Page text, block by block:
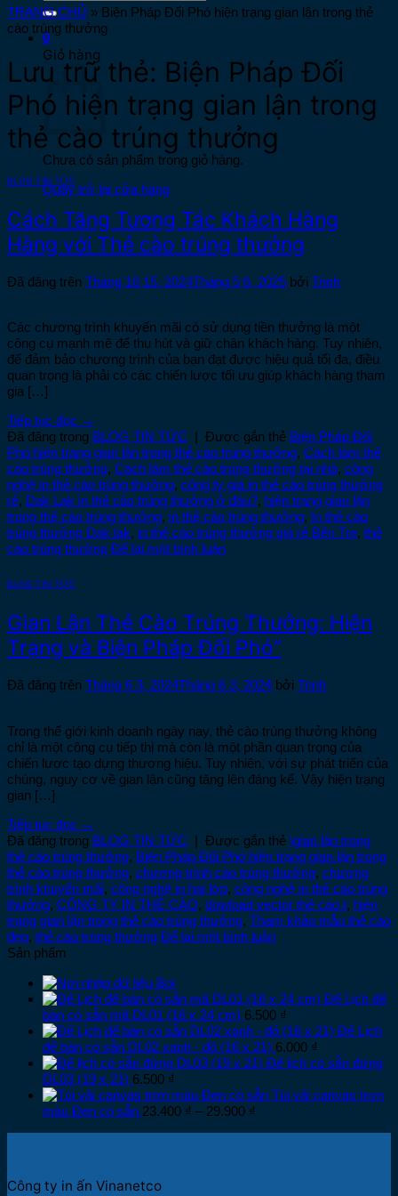
kiếm:
0
Giỏ hàng
Chưa có sản phẩm trong giỏ hàng.
Quay trở lại cửa hàng
TRANG CHỦ » Biện Pháp Đối Phó hiện trạng gian lận trong thẻ
cào trúng thưởng
Lưu trữ thẻ: Biện Pháp Đối
Phó hiện trạng gian lận trong
thẻ cào trúng thưởng
BLOG TIN TỨC
Cách Tăng Tương Tác Khách Hàng
Hàng với Thẻ cào trúng thưởng
Đã đăng trên Tháng 10 15, 2024Tháng 5 6, 2025 bởi Trinh
Các chương trình khuyến mãi có sử dụng tiền thưởng là một
công cụ mạnh mẽ để thu hút và giữ chân khách hàng. Tuy nhiên,
để đảm bảo chương trình của bạn đạt được hiệu quả tối đa, điều
quan trọng là phải có các chiến lược tối ưu giúp khách hàng tham
gia […]
Tiếp tục đọc →
Đã đăng trong BLOG TIN TỨC | Được gắn thẻ Biện Pháp Đối
Phó hiện trạng gian lận trong thẻ cào trúng thưởng, Cách làm thẻ
cào trúng thưởng, Cách làm thẻ cào trúng thưởng tại nhà, công
nghệ in thẻ cào trúng thưởng, công ty giá in thẻ cào trúng thưởng
rẻ, Dak Lak in thẻ cào trúng thưởng ở đâu?, hiện trạng gian lận
trong thẻ cào trúng thưởng, in thẻ cào trúng thưởng, In thẻ cào
trúng thưởng Dak lak, in thẻ cào trúng thưởng giá rẻ Bến Tre, thẻ
cào trúng thưởng Để lại một bình luận
BLOG TIN TỨC
Gian Lận Thẻ Cào Trúng Thưởng: Hiện
Trạng và Biện Pháp Đối Phó”
Đã đăng trên Tháng 6 3, 2024Tháng 6 3, 2024 bởi Trinh
Trong thế giới kinh doanh ngày nay, thẻ cào trúng thưởng không
chỉ là một công cụ tiếp thị mà còn là một phần quan trọng của
chiến lược tạo dựng thương hiệu. Tuy nhiên, với sự phát triển của
chúng, nguy cơ về gian lận cũng tăng lên đáng kể. Vậy hiện trạng
gian […]
Tiếp tục đọc →
Đã đăng trong BLOG TIN TỨC | Được gắn thẻ \gian lận trong
thẻ cào trúng thưởng, Biện Pháp Đối Phó hiện trạng gian lận trong
thẻ cào trúng thưởng, chương trình cào trúng thưởng, chương
trình khuyến mãi, công nghệ in hai lớp, công nghệ in thẻ cào trúng
thưởng, CÔNG TY IN THẺ CÀO, dowload vector thẻ cào t, hiện
trạng gian lận trong thẻ cào trúng thưởng, Tham khảo mẫu thẻ cào
đẹp, thẻ cào trúng thưởng Để lại một bình luận
Sản phẩm
Boi
Đế Lịch để
bàn có sẵn mã DL01 (16 x 24 cm) 6.500 ₫
Đế Lịch
để bàn có sẵn DL02 xanh - đỏ (16 x 21) 6.000 ₫
Đế lịch có sẵn đứng
DL03 (19 x 21) 6.500 ₫
Túi vải canvas trơn
màu Đen có sẵn 23.400 ₫ – 29.900 ₫
Công ty in ấn Vinanetco